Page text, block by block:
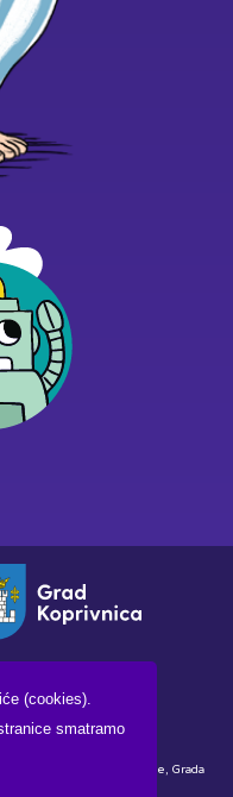
(cookies).
smatramo
Republike Hrvatske, Grada